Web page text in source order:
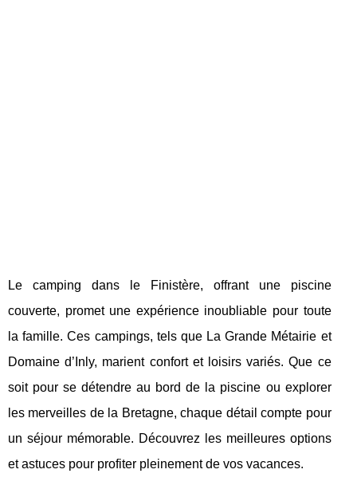
Le camping dans le Finistère, offrant une piscine
couverte, promet une expérience inoubliable pour toute
la famille. Ces campings, tels que La Grande Métairie et
Domaine d’Inly, marient confort et loisirs variés. Que ce
soit pour se détendre au bord de la piscine ou explorer
les merveilles de la Bretagne, chaque détail compte pour
un séjour mémorable. Découvrez les meilleures options
et astuces pour profiter pleinement de vos vacances.